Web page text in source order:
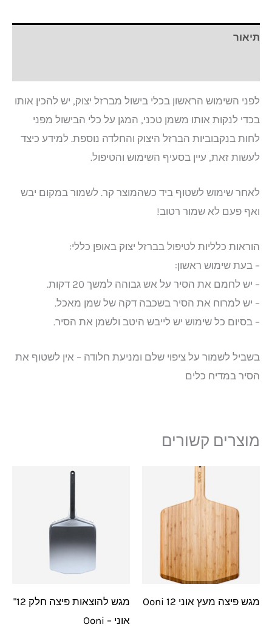
תיאור
לפני השימוש הראשון בכלי בישול מברזל יצוק, יש להכין אותו
בכדי לנקות אותו משמן טכני, המגן על כלי הבישול מפני
לחות בנקבוביות הברזל היצוק והחלדה נוספת. למידע כיצד
לעשות זאת, עיין בסעיף השימוש והטיפול.
לאחר שימוש לשטוף ביד כשהמוצר קר. לשמור במקום יבש
ואף פעם לא שמור רטוב!
הוראות כלליות לטיפול בברזל יצוק באופן כללי:
– בעת שימוש ראשון:
– יש לחמם את הסיר על אש גבוהה למשך 20 דקות.
– יש למרוח את הסיר בשכבה דקה של שמן מאכל.
– בסיום כל שימוש יש לייבש היטב ולשמן את הסיר.
בשביל לשמור על ציפוי שלם ומניעת חלודה – אין לשטוף את
הסיר במדיח כלים
מוצרים קשורים
מגש פיצה מעץ אוני 12 Ooni
מגש להוצאות פיצה חלק 12"
אוני – Ooni